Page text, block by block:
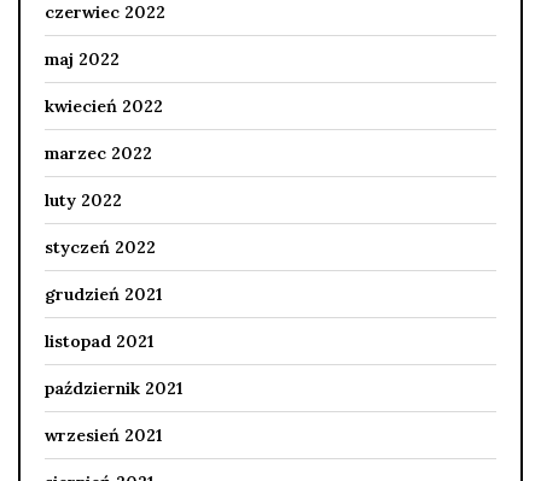
czerwiec 2022
maj 2022
kwiecień 2022
marzec 2022
luty 2022
styczeń 2022
grudzień 2021
listopad 2021
październik 2021
wrzesień 2021